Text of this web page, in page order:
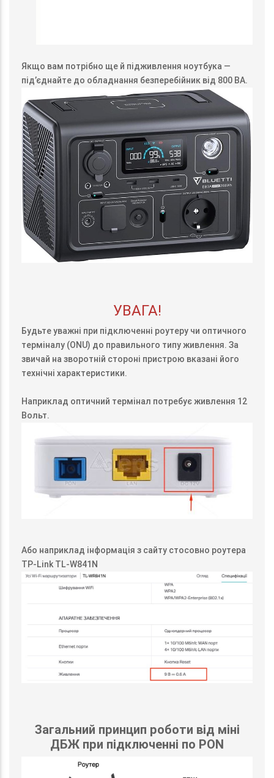
Якщо вам потрібно ще й підживлення ноутбука —
під’єднайте до обладнання безперебійник від 800 ВА.
УВАГА!
Будьте уважні при підключенні роутеру чи оптичного
терміналу (ONU) до правильного типу живлення. За
звичай на зворотній стороні пристрою вказані його
технічні характеристики.
Наприклад оптичний термінал потребує живлення 12
Вольт.
Або наприклад інформація з сайту стосовно роутера
TP-Link TL-W841N
Загальний принцип роботи від міні
ДБЖ при підключенні по PON